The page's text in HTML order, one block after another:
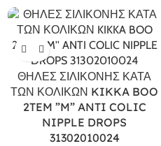
ΘΗΛΕΣ ΣΙΛΙΚΟΝΗΣ ΚΑΤΑ
ΤΩΝ ΚΟΛΙΚΩΝ KIKKA BOO
2TEM ”M” ANTI COLIC
NIPPLE DROPS
31302010024